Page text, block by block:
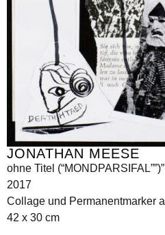
JONATHAN MEESE
ohne Titel (“MONDPARSIFAL””)”
2017
Collage und Permanentmarker
42 x 30 cm